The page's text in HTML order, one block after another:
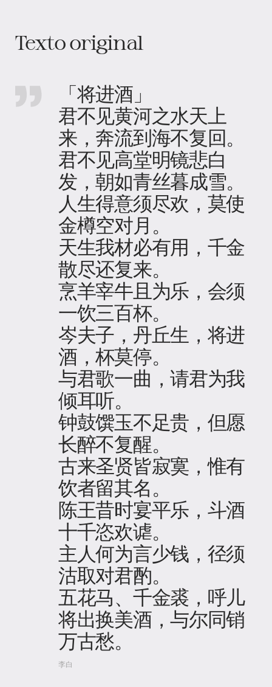
Texto original
「将进酒」
君不见黄河之水天上
来，奔流到海不复回。
君不见高堂明镜悲白
发，朝如青丝暮成雪。
人生得意须尽欢，莫使
金樽空对月。
天生我材必有用，千金
散尽还复来。
烹羊宰牛且为乐，会须
一饮三百杯。
岑夫子，丹丘生，将进
酒，杯莫停。
与君歌一曲，请君为我
倾耳听。
钟鼓馔玉不足贵，但愿
长醉不复醒。
古来圣贤皆寂寞，惟有
饮者留其名。
陈王昔时宴平乐，斗酒
十千恣欢谑。
主人何为言少钱，径须
沽取对君酌。
五花马、千金裘，呼儿
将出换美酒，与尔同销
万古愁。
李白